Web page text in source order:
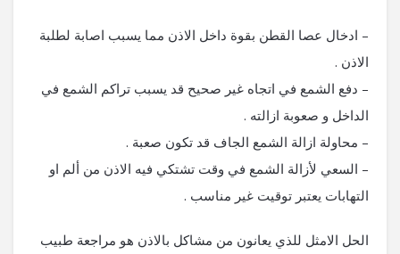
– ادخال عصا القطن بقوة داخل الاذن مما يسبب اصابة لطلبة
الاذن .
– دفع الشمع في اتجاه غير صحيح قد يسبب تراكم الشمع في
الداخل و صعوبة ازالته .
– محاولة ازالة الشمع الجاف قد تكون صعبة .
– السعي لأزالة الشمع في وقت تشتكي فيه الاذن من ألم او
التهابات يعتبر توقيت غير مناسب .
الحل الامثل للذي يعانون من مشاكل بالاذن هو مراجعة طبيب